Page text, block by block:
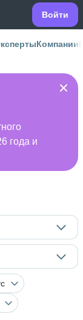
Войти
Компании
года и